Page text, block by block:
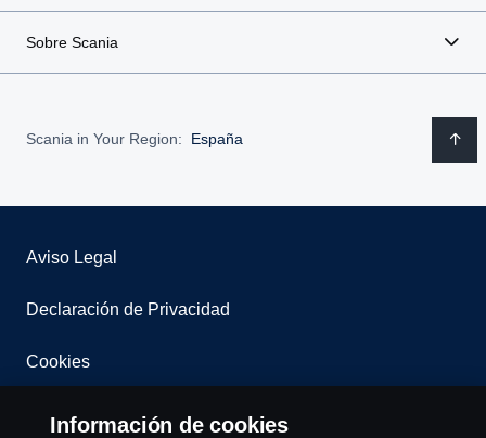
Sobre Scania
Scania in Your Region: España
Aviso Legal
Declaración de Privacidad
Cookies
Contacta con nosotros
Información de cookies